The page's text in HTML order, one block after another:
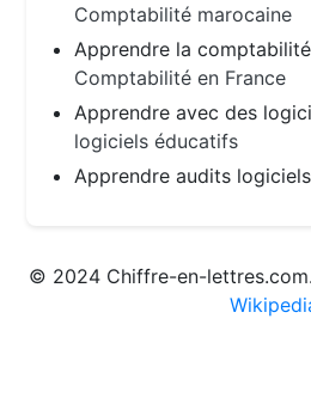
Comptabilité marocaine
Apprendre la
Comptabilité en France
Apprendre avec des
logiciels éducatifs
Apprendre audits
© 2024 Chiffre-en-